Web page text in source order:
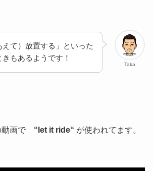
Taka
えて）放置する」といった
もあるようです！
動画で “ let it ride“ が使われてます。